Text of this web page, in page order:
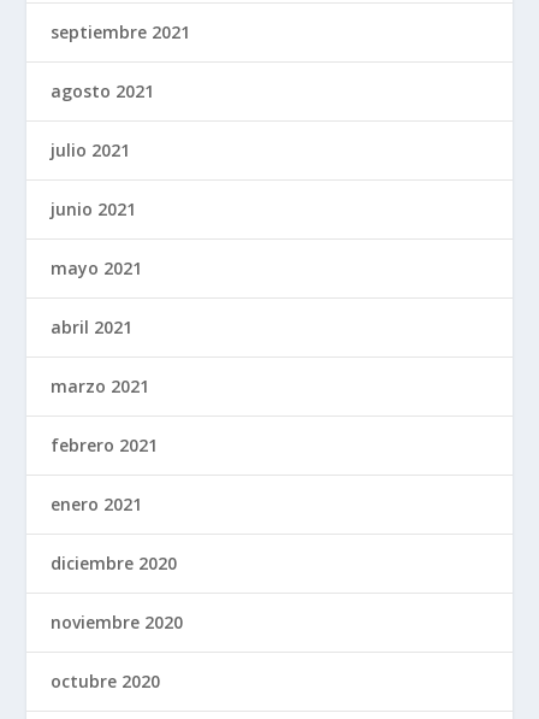
septiembre 2021
agosto 2021
julio 2021
junio 2021
mayo 2021
abril 2021
marzo 2021
febrero 2021
enero 2021
diciembre 2020
noviembre 2020
octubre 2020